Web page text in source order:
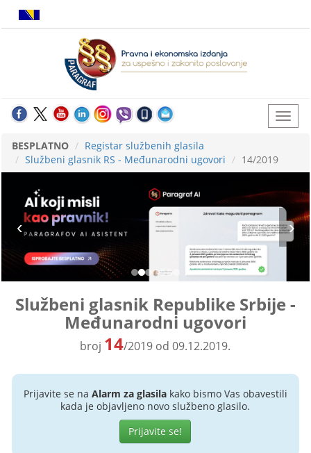
BESPLATNO
Registar službenih glasila
Službeni glasnik RS - Međunarodni ugovori
14/2019
Službeni glasnik Republike Srbije -
Međunarodni ugovori
broj 14/2019 od 09.12.2019.
Prijavite se na Alarm za glasilakako bismo Vas obavestili
kada je objavljeno novo službeno glasilo.
Prijavite se!